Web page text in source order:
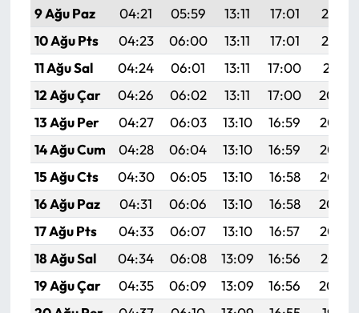
9 Ağu Paz
04:21 05:59 13:11 17:01
20:13
10 Ağu Pts
04:23 06:00 13:11 17:01
20:12
11 Ağu Sal
04:24 06:01 13:11 17:00
20:11
12 Ağu Çar
04:26 06:02 13:11 17:00
20:09
13 Ağu Per
04:27 06:03 13:10 16:59
20:08
14 Ağu Cum
04:28 06:04 13:10 16:59
20:07
15 Ağu Cts
04:30 06:05 13:10 16:58
20:05
16 Ağu Paz
04:31 06:06 13:10 16:58
20:04
17 Ağu Pts
04:33 06:07 13:10 16:57
20:03
18 Ağu Sal
04:34 06:08 13:09 16:56
20:01
19 Ağu Çar
04:35 06:09 13:09 16:56
20:00